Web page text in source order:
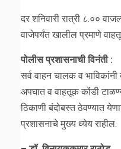
दर शनिवारी रात्री ८.००
वाजेपर्यंत खालील प्रमाणे
पोलीस प्रशासनाची विनंती :
सर्व वाहन चालक व भाविकांनी
अपघात व वाहतूक कोंडी
ठिकाणी बंदोबस्त ठेवण्यात
प्रशासनाचे मुख्य ध्येय राहील.